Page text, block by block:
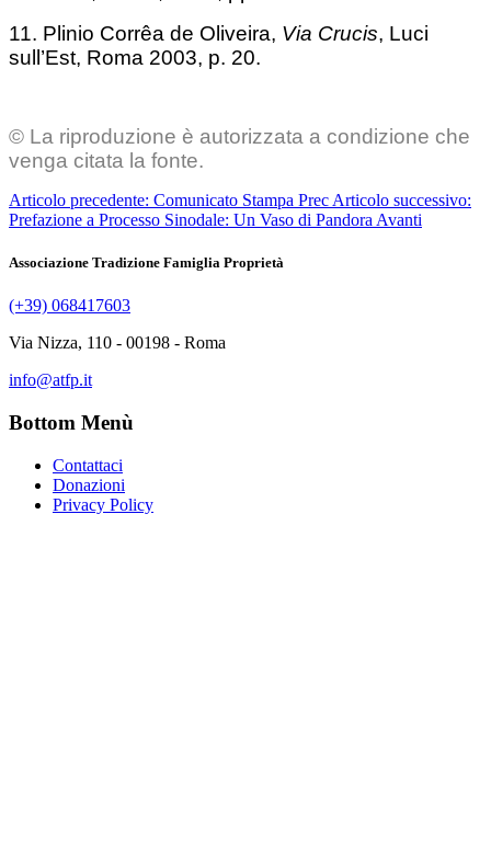
11. Plinio Corrêa de Oliveira, Via Crucis, Luci
sull’Est, Roma 2003, p. 20.
© La riproduzione è autorizzata a condizione che
venga citata la fonte.
Articolo precedente: Comunicato Stampa Prec Articolo successivo:
Prefazione a Processo Sinodale: Un Vaso di Pandora Avanti
Associazione Tradizione Famiglia Proprietà
(+39) 068417603
Via Nizza, 110 - 00198 - Roma
info@atfp.it
Bottom Menù
Contattaci
Donazioni
Privacy Policy